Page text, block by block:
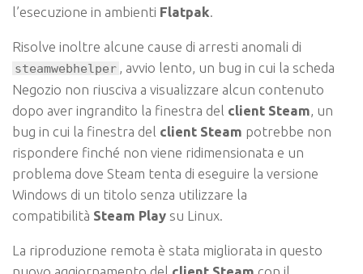
l’esecuzione in ambienti Flatpak.
Risolve inoltre alcune cause di arresti anomali di
steamwebhelper , avvio lento, un bug in cui la scheda
Negozio non riusciva a visualizzare alcun contenuto
dopo aver ingrandito la finestra del client Steam, un
bug in cui la finestra del client Steam potrebbe non
rispondere finché non viene ridimensionata e un
problema dove Steam tenta di eseguire la versione
Windows di un titolo senza utilizzare la
compatibilità Steam Play su Linux.
La riproduzione remota è stata migliorata in questo